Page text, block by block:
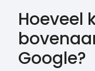
Hoeveel
Google?